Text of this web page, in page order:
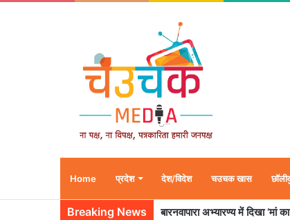
Home प्रदेश देश/विदेश चउचक खास
Breaking News बारनवापारा अभ्यारण्य में दिखा ‘मां